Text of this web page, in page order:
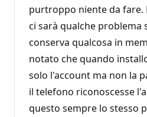
purtroppo niente da fare.
ci sarà qualche problema
conserva qualcosa in
notato che quando
solo l'account ma non la
il telefono riconoscesse
questo sempre lo stesso